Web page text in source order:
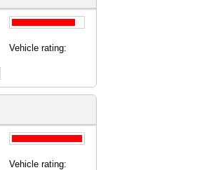
Vehicle rating:
Vehicle rating: